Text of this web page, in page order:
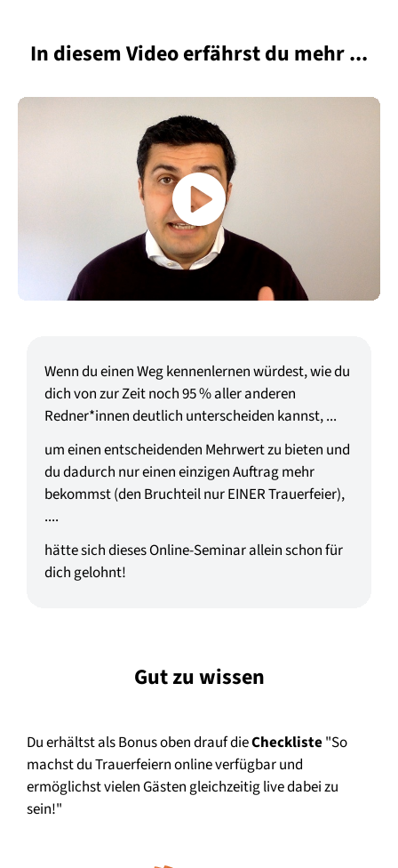
In diesem Video erfährst du mehr ...
Wenn du einen Weg kennenlernen würdest, wie du
dich von zur Zeit noch 95 % aller anderen
Redner*innen deutlich unterscheiden kannst, ...
um einen entscheidenden Mehrwert zu bieten und
du dadurch nur einen einzigen Auftrag mehr
bekommst (den Bruchteil nur EINER Trauerfeier),
....
hätte sich dieses Online-Seminar allein schon für
dich gelohnt!
Gut zu wissen
Du erhältst als Bonus oben drauf dieCheckliste"So
machst du Trauerfeiern online verfügbar und
ermöglichst vielen Gästen gleichzeitig live dabei zu
sein!"